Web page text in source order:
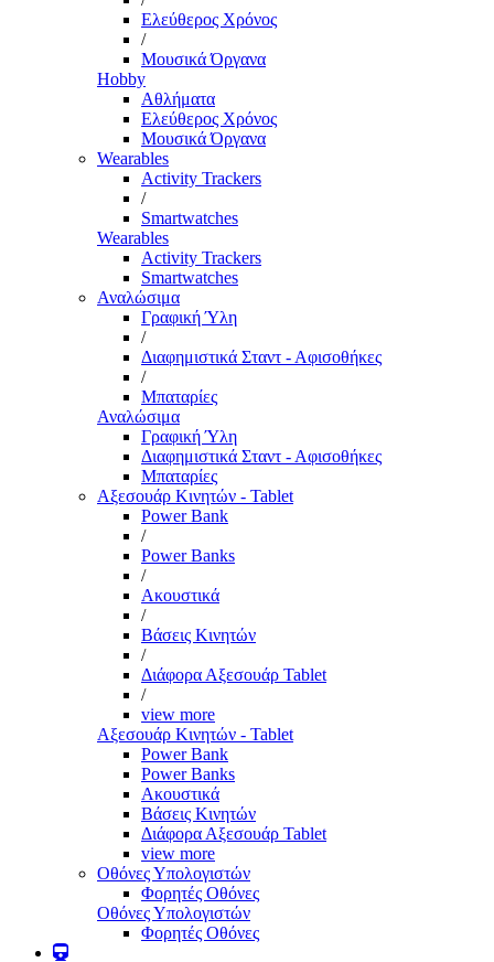
Ελεύθερος Χρόνος
/
Μουσικά Όργανα
Hobby
Αθλήματα
Ελεύθερος Χρόνος
Μουσικά Όργανα
Wearables
Activity Trackers
/
Smartwatches
Wearables
Activity Trackers
Smartwatches
Αναλώσιμα
Γραφική Ύλη
/
Διαφημιστικά Σταντ - Αφισοθήκες
/
Μπαταρίες
Αναλώσιμα
Γραφική Ύλη
Διαφημιστικά Σταντ - Αφισοθήκες
Μπαταρίες
Αξεσουάρ Κινητών - Tablet
Power Bank
/
Power Banks
/
Ακουστικά
/
Βάσεις Κινητών
/
Διάφορα Αξεσουάρ Tablet
/
view more
Αξεσουάρ Κινητών - Tablet
Power Bank
Power Banks
Ακουστικά
Βάσεις Κινητών
Διάφορα Αξεσουάρ Tablet
view more
Οθόνες Υπολογιστών
Φορητές Οθόνες
Οθόνες Υπολογιστών
Φορητές Οθόνες